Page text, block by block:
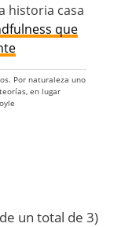
historia casa
que
Por naturaleza uno
en lugar
un total de 3)